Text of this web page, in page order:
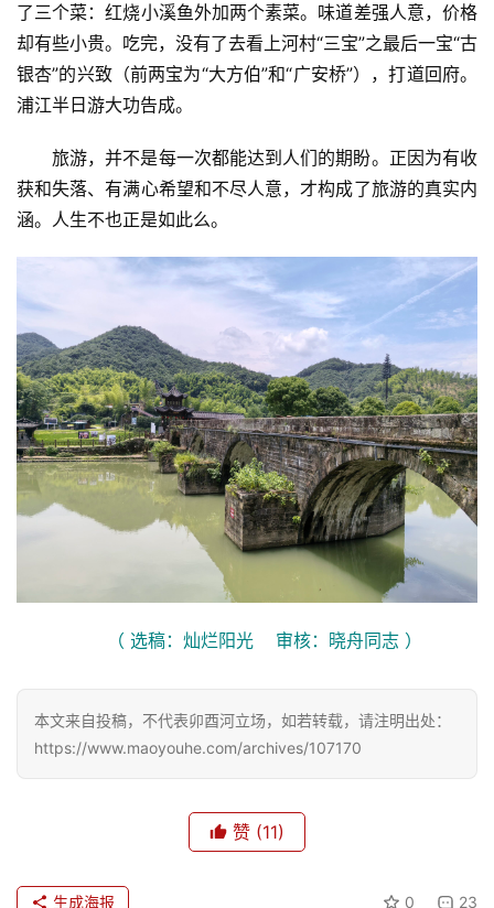
首
页
文
化
生
育
登录 注册
了三个菜：红烧小溪鱼外加两个素菜。味道差强人意，价格
却有些小贵。吃完，没有了去看上河村“三宝”之最后一宝“古
银杏”的兴致（前两宝为“大方伯”和“广安桥”），打道回府。
浦江半日游大功告成。
旅游，并不是每一次都能达到人们的期盼。正因为有收
获和失落、有满心希望和不尽人意，才构成了旅游的真实内
涵。人生不也正是如此么。
（ 选稿：灿烂阳光    审核：晓舟同志 ）
本文来自投稿，不代表卯酉河立场，如若转载，请注明出处：
https://www.maoyouhe.com/archives/107170
赞 (11)
0 23
生成海报